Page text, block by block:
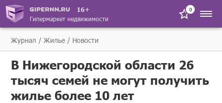
16+
Гипермаркет недвижимости
0
Журнал Жилье Новости
В Нижегородской области 26
тысяч семей не могут получить
жилье более 10 лет